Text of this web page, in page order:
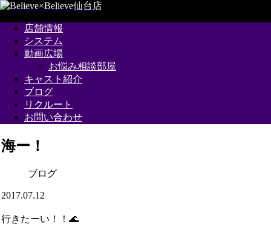
店舗情報
システム
動画広場
お悩み相談部屋
キャスト紹介
ブログ
リクルート
お問い合わせ
海ー！
ブログ
2017.07.12
行きたーい！！🌊